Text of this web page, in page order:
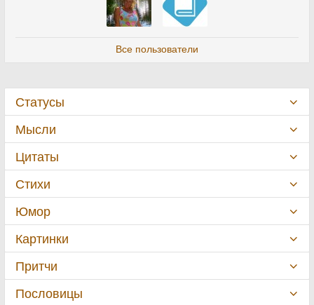
Все пользователи
Статусы
Мысли
Цитаты
Стихи
Юмор
Картинки
Притчи
Пословицы